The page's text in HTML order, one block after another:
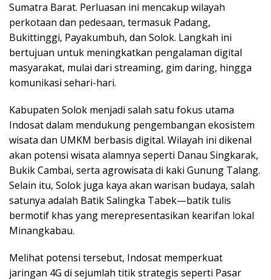
Sumatra Barat. Perluasan ini mencakup wilayah
perkotaan dan pedesaan, termasuk Padang,
Bukittinggi, Payakumbuh, dan Solok. Langkah ini
bertujuan untuk meningkatkan pengalaman digital
masyarakat, mulai dari streaming, gim daring, hingga
komunikasi sehari-hari.
Kabupaten Solok menjadi salah satu fokus utama
Indosat dalam mendukung pengembangan ekosistem
wisata dan UMKM berbasis digital. Wilayah ini dikenal
akan potensi wisata alamnya seperti Danau Singkarak,
Bukik Cambai, serta agrowisata di kaki Gunung Talang.
Selain itu, Solok juga kaya akan warisan budaya, salah
satunya adalah Batik Salingka Tabek—batik tulis
bermotif khas yang merepresentasikan kearifan lokal
Minangkabau.
Melihat potensi tersebut, Indosat memperkuat
jaringan 4G di sejumlah titik strategis seperti Pasar